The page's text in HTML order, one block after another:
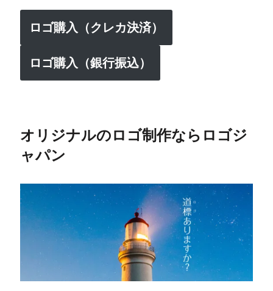
ロゴ購入（クレカ決済）
ロゴ購入（銀行振込）
オリジナルのロゴ制作ならロゴジ
ャパン